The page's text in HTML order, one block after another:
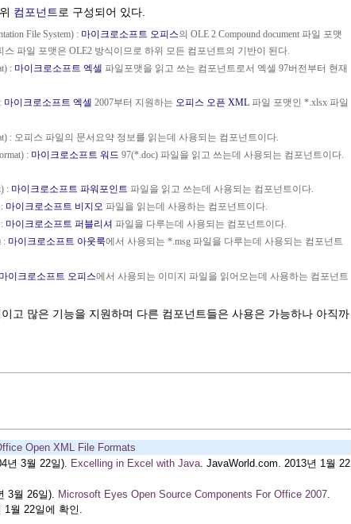
컴포넌트 로 구성되어 있다.
File System) : 마이크로소프트 오피스의 OLE 2 Compound document 파일 포맷
파일 포맷은 OLE2 방식이므로 하위 모든 컴포넌트의 기반이 된다.
: 마이크로소프트 엑셀 파일포맷을 읽고 쓰는 컴포넌트로서 엑셀 97버전부터 현재
마이크로소프트 엑셀 2007부터 지원하는 오피스 오픈 XML 파일 포맷인 *.xlsx 파일
: 오피스 파일의 문서요약 정보를 읽는데 사용되는 컴포넌트이다.
: 마이크로소프트 워드 97(*.doc) 파일을 읽고 쓰는데 사용되는 컴포넌트이다.
: 마이크로소프트 파워포인트 파일을 읽고 쓰는데 사용되는 컴포넌트이다.
마이크로소프트 비지오 파일을 읽는데 사용하는 컴포넌트이다.
마이크로소프트 퍼블리셔 파일을 다루는데 사용되는 컴포넌트이다.
: 마이크로소프트 아웃룩에서 사용되는 *.msg 파일을 다루는데 사용되는 컴포넌트
마이크로소프트 오피스에서 사용되는 이미지 파일을 읽어오는데 사용하는 컴포넌트
고 많은 기능을 지원하며 다른 컴포넌트들은 사용은 가능하나 아직까
Open XML File Formats
년 3월 22일). Excelling in Excel with Java. JavaWorld.com. 2013년 1월 22
3월 26일). Microsoft Eyes Open Source Components For Office 2007.
1월 22일에 확인.